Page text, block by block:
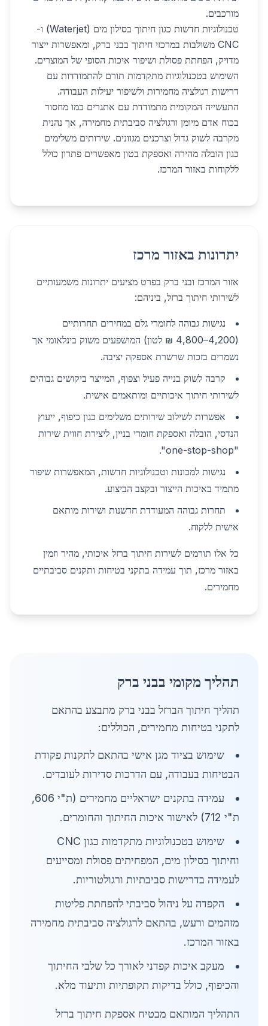
מורכבים.
טכנולוגיות חדשות כגון חיתוך בסילון מים (Waterjet) ו-
CNC משולבות במרכזי חיתוך בבני ברק, ומאפשרות ייצור
מדויק, הפחתת פסולת ושיפור איכות הסופי של המוצרים.
השימוש בטכנולוגיות מתקדמות תורם להתמודדות עם
דרישות רגולציה מחמירות ולשיפור יעילות העבודה.
התעשייה המקומית מתמודדת עם אתגרים כמו מחסור
בכוח אדם מיומן ורגולציה סביבתית מחמירה, אך נהנית
מקרבה לשוק גדול וצרכנים מגוונים. שירותים משלימים
כגון הובלה מהירה ואספקת בטון מאפשרים פתרון כולל
ללקוחות באזור המרכז.
יתרונות באזור מרכז
אזור המרכז ובני ברק בפרט מציעים יתרונות משמעותיים
לשירותי חיתוך ברזל, ביניהם:
נגישות גבוהה לחומרי גלם במחירים תחרותיים
(4,200–4,800 ₪ לטון) המושפעים משוק בינלאומי אך
נשמרים בזכות שרשרת אספקה יציבה.
קרבה לשוק בנייה פעיל וצפוף, המייצר ביקושים גבוהים
לשירותי חיתוך איכותיים ומותאמים אישית.
אפשרות לשילוב שירותים משלימים כגון כיפוף, ייעוץ
הנדסי, הובלה ואספקת חומרי בניין, ליצירת חווית שירות
"one-stop-shop".
נגישות למכונות וטכנולוגיות חדשות, המאפשרות שיפור
מתמיד באיכות הייצור ובקצב הביצוע.
תחרות גבוהה המעודדת חדשנות ושירות מותאם
אישית ללקוח.
כל אלו תורמים לשירות חיתוך ברזל איכותי, מהיר וזמין
באזור מרכז, תוך עמידה בתקני בטיחות ותקנים סביבתיים
מחמירים.
תהליך מקומי בבני ברק
תהליך חיתוך הברזל בבני ברק מתבצע בהתאם
לתקני בטיחות מחמירים, הכוללים:
שימוש בציוד מגן אישי בהתאם לתקנות פקודת
הבטיחות בעבודה, עם הדרכות סדירות לעובדים.
עמידה בתקנים ישראליים מחמירים (ת"י 606,
ת"י 712) לאישור איכות החיתוך והחומרים.
שימוש בטכנולוגיות מתקדמות כגון CNC
וחיתוך בסילון מים, המפחיתים פסולת ומסייעים
לעמידה בדרישות סביבתיות ורגולטוריות.
הקפדה על ניהול סביבתי להפחתת פליטות
מזהמים ורעש, בהתאם לרגולציה סביבתית מחמירה
באזור המרכז.
מעקב איכות קפדני לאורך כל שלבי החיתוך
והכיפוף, כולל בדיקות תקופתיות ותיעוד מלא.
התהליך המותאם מבטיח אספקת חיתוך ברזל